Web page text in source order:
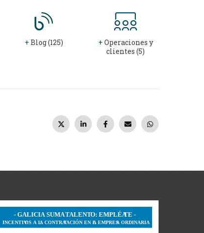
+ Blog (125) + Operaciones y
clientes (5)